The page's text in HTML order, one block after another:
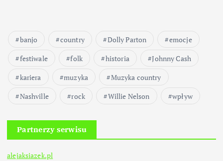
banjo country Dolly Parton
emocje
festiwale
folk historia
Johnny Cash
kariera
muzyka
Muzyka country
Nashville
rock Willie Nelson wpływ
Partnerzy serwisu
alejaksiazek.pl